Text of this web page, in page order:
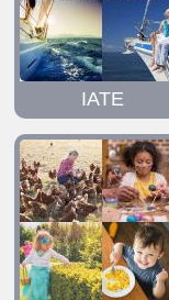
IATE